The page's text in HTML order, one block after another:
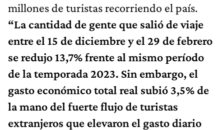
millones de turistas recorriendo el país.
“La cantidad de gente que salió de viaje
entre el 15 de diciembre y el 29 de febrero
se redujo 13,7% frente al mismo período
de la temporada 2023. Sin embargo, el
gasto económico total real subió 3,5% de
la mano del fuerte flujo de turistas
extranjeros que elevaron el gasto diario